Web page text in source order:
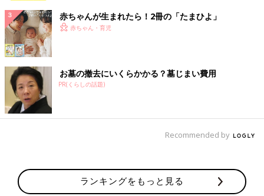
出典：Instagramアカウント「 minade_life」
みなでさんが探し続けてやっとゲットされたという、セリアのウ
ォータージャグ。容量は1.75Lと大きすぎないサイズ感で、冷蔵
庫にも入れられるそうですよ。コックを曲げるだけで中身が出て
くるので、子どもでも扱いやすいかもしれませんね。
赤ちゃんが生まれたら！2冊の「たまひよ」
赤ちゃん・育児
お墓の撤去にいくらかかる？墓じまい費用
PR(くらしの話題)
Recommended by
ランキングをもっと見る